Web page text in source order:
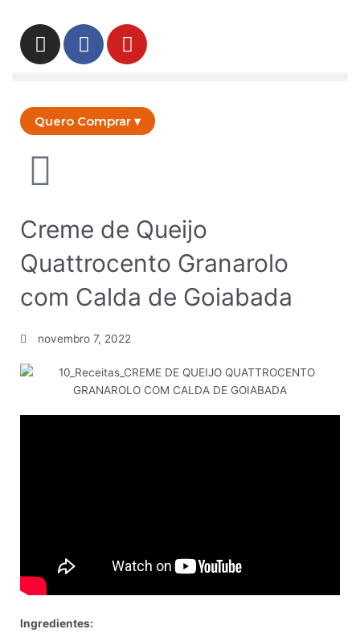
conteúdo
I
n
a
g
r
F
a
b
o
Y
o
u
b
Quero Comprar ▾
Creme de Queijo
Quattrocento Granarolo
com Calda de Goiabada
novembro 7, 2022
Ingredientes: